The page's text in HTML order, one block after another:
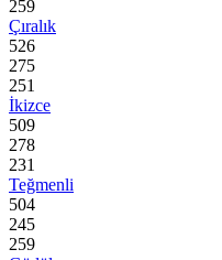
259
Çıralık
526
275
251
İkizce
509
278
231
Teğmenli
504
245
259